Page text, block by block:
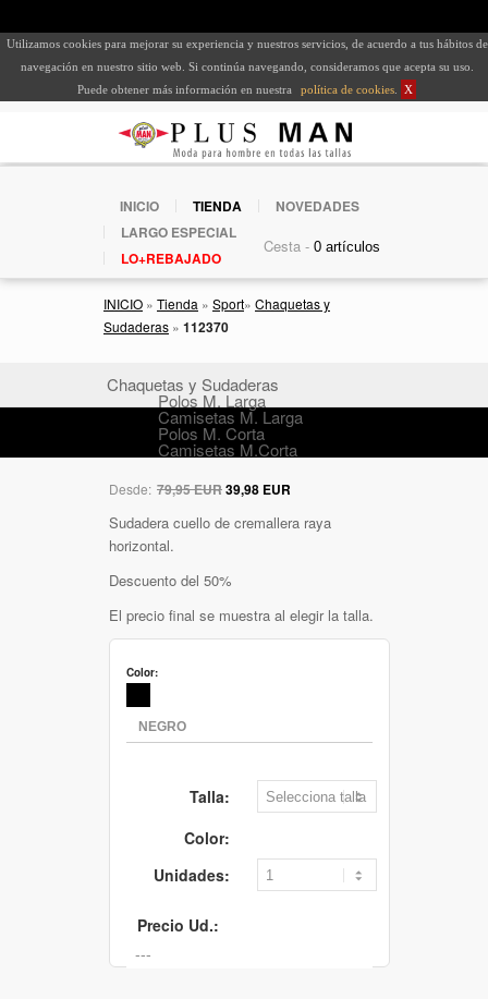
Utilizamos cookies para mejorar su experiencia y nuestros servicios, de acuerdo a tus hábitos de
navegación en nuestro sitio web. Si continúa navegando, consideramos que acepta su uso.
Puede obtener más información en nuestra
política de cookies X
INICIO TIENDA
NOVEDADES
LARGO ESPECIAL
LO+REBAJADO
Cesta -
INICIO » Tienda » Sport» Chaquetas y
Sudaderas » 112370
Chaquetas y Sudaderas
Polos M. Larga
Camisetas M. Larga
Polos M. Corta
Camisetas M.Corta
Desde: 79,95 EUR39,98 EUR
Sudadera cuello de cremallera raya
horizontal.
Descuento del 50%
El precio final se muestra al elegir la talla.
Color:
Talla:
Color:
Unidades:
Precio Ud.: